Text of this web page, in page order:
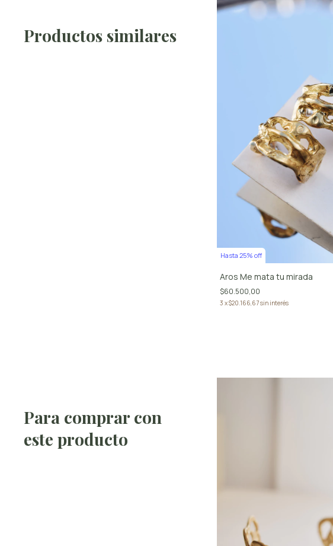
Productos similares
Hasta 25% off
Aros Me mata tu mirada
$60.500,00
3 x$20.166,67sin interés
Para comprar con
este producto